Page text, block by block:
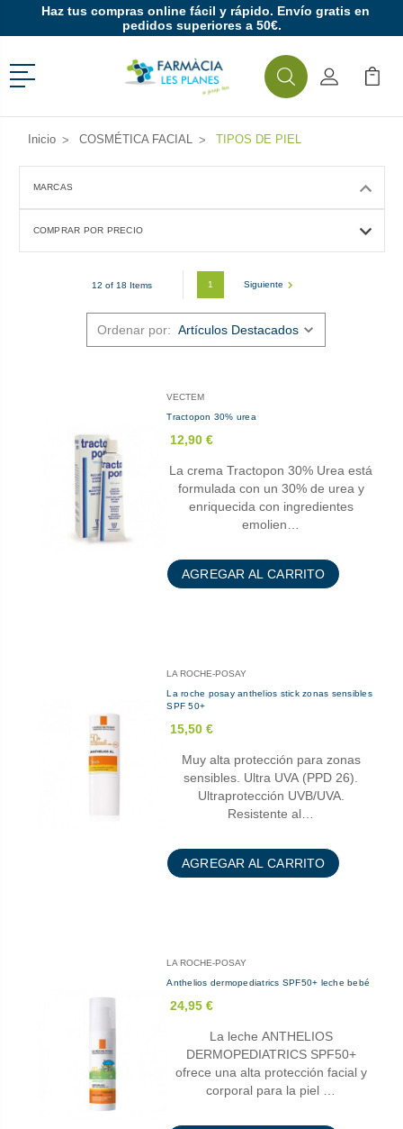
Haz tus compras online fácil y rápido. Envío gratis en
pedidos superiores a 50€.
Menú
BuscarMi Cuenta
Mi
Inicio COSMÉTICA FACIAL TIPOS DE PIEL
MARCAS
COMPRAR POR PRECIO
12 of 18 Items 1 Siguiente
Ordenar por:
VECTEM
Tractopon 30% urea
12,90 €
La crema Tractopon 30% Urea está
formulada con un 30% de urea y
enriquecida con ingredientes
emolien…
AGREGAR AL CARRITO
LA ROCHE-POSAY
La roche posay anthelios stick zonas sensibles
SPF 50+
15,50 €
Muy alta protección para zonas
sensibles. Ultra UVA (PPD 26).
Ultraprotección UVB/UVA.
Resistente al…
AGREGAR AL CARRITO
LA ROCHE-POSAY
Anthelios dermopediatrics SPF50+ leche bebé
24,95 €
La leche ANTHELIOS
DERMOPEDIATRICS SPF50+
ofrece una alta protección facial y
corporal para la piel …